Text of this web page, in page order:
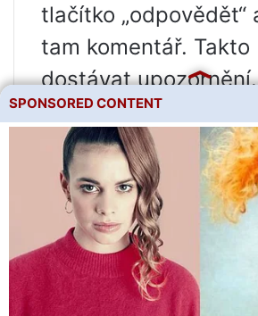
tlačítko „odpovědět“
tam komentář. Takto
dostávat upozornění.
7 listopad 2020, 15:
Kolem 2. mřížoviny
rostliny. Ukazuje se,
vzdálenost je 1 m
někde odečetli
Pokud máte zájem,
návštěvu: Naše
SPONSORED CONTENT